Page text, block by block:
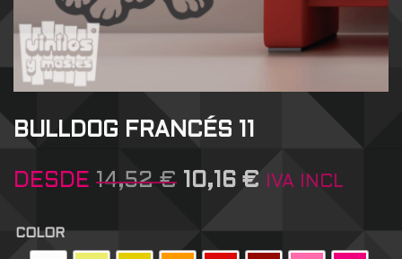
BULLDOG FRANCÉS 11
DESDE 14,52€ 10,16 € IVA INCL
COLOR